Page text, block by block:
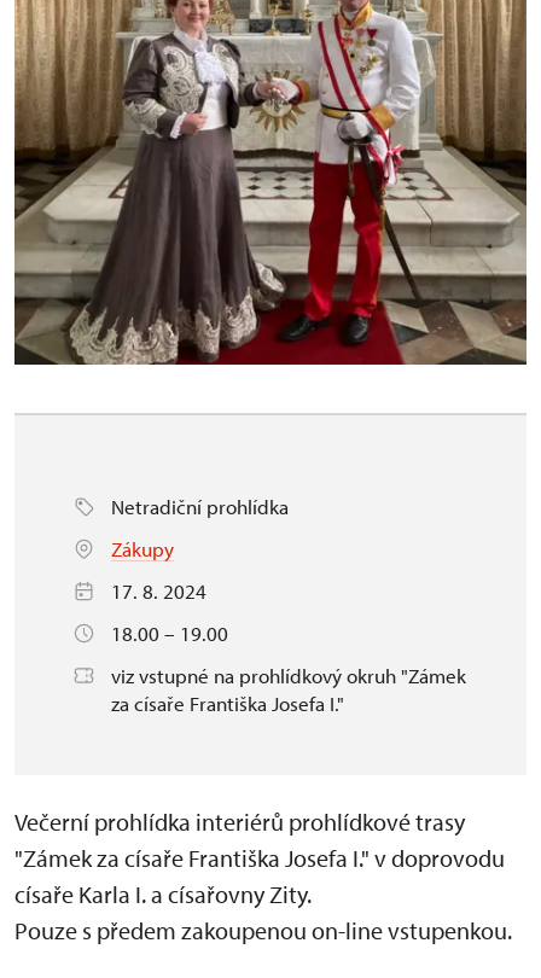
Netradiční prohlídka
Zákupy
17. 8. 2024
18.00 – 19.00
viz vstupné na prohlídkový okruh "Zámek
za císaře Františka Josefa I."
Večerní prohlídka interiérů prohlídkové trasy
"Zámek za císaře Františka Josefa I." v doprovodu
císaře Karla I. a císařovny Zity.
Pouze s předem zakoupenou on-line vstupenkou.